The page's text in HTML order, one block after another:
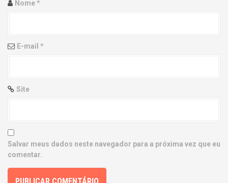
n
Nome*
E-mail *
Site
Salvar meus dados neste navegador para a próxima vez que eu
comentar.